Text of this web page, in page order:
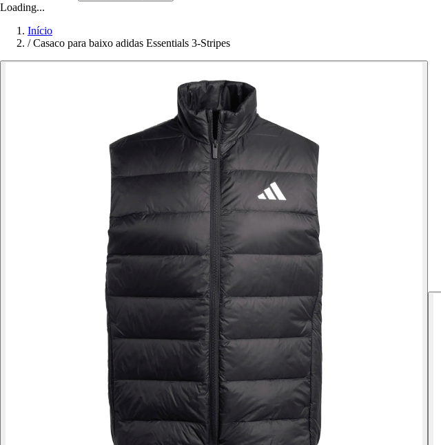
Loading...
Início
/ Casaco para baixo adidas Essentials 3-Stripes